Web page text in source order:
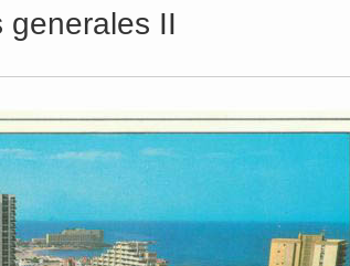
generales II